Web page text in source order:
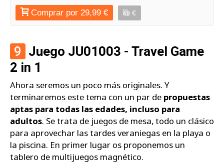
Comprar por 29,99 € €
9 Juego JU01003 - Travel Game
2 in 1
Ahora seremos un poco más originales. Y
terminaremos este tema con un par de propuestas
aptas para todas las edades, incluso para
adultos. Se trata de juegos de mesa, todo un clásico
para aprovechar las tardes veraniegas en la playa o
la piscina. En primer lugar os proponemos un
tablero de multijuegos magnético.